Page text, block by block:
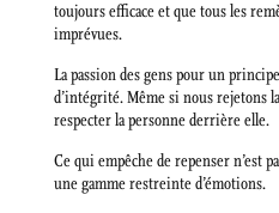
toujours efficace et que tous les
imprévues.
La passion des gens pour un
d’intégrité. Même si nous rejetons
respecter la personne derrière elle.
Ce qui empêche de repenser n’est
une gamme restreinte d’émotions.